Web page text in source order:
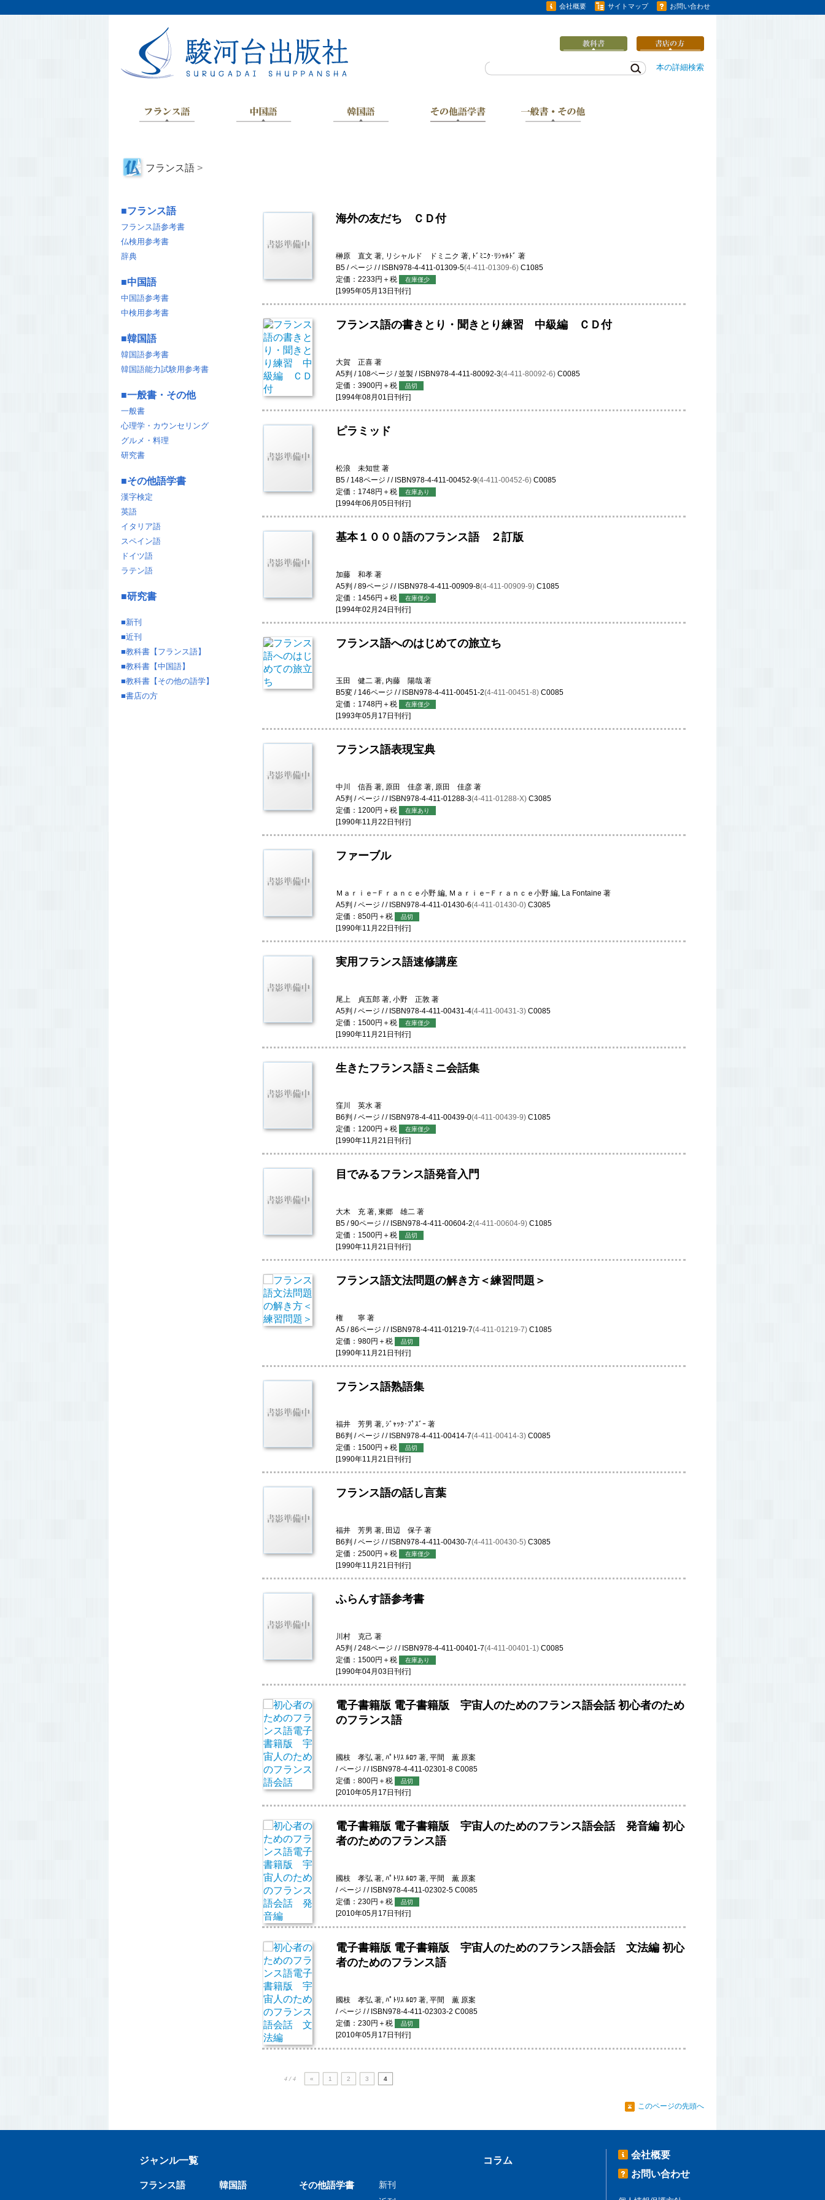
会社概要 サイトマップ お問い合わせ
本の詳細検索
フランス語 >
海外の友だち ＣＤ付
榊原 直文 著, リシャルド ドミニク 著, ﾄﾞﾐﾆｸ･ﾘｼｬﾙﾄﾞ 著
B5 / ページ / / ISBN978-4-411-01309-5(4-411-01309-6) C1085
定価：2233円＋税
在庫僅少
[1995年05月13日刊行]
フランス語の書きとり・聞きとり練習 中級編 ＣＤ付
大賀 正喜 著
A5判 / 108ページ / 並製 / ISBN978-4-411-80092-3(4-411-80092-6) C0085
定価：3900円＋税
品切
[1994年08月01日刊行]
ピラミッド
松浪 未知世 著
B5 / 148ページ / / ISBN978-4-411-00452-9(4-411-00452-6) C0085
定価：1748円＋税
在庫あり
[1994年06月05日刊行]
基本１０００語のフランス語 ２訂版
加藤 和孝 著
A5判 / 89ページ / / ISBN978-4-411-00909-8(4-411-00909-9) C1085
定価：1456円＋税
在庫僅少
[1994年02月24日刊行]
フランス語へのはじめての旅立ち
玉田 健二 著, 内藤 陽哉 著
B5変 / 146ページ / / ISBN978-4-411-00451-2(4-411-00451-8) C0085
定価：1748円＋税
在庫僅少
[1993年05月17日刊行]
フランス語表現宝典
中川 信吾 著, 原田 佳彦 著, 原田 佳彦 著
A5判 / ページ / / ISBN978-4-411-01288-3(4-411-01288-X) C3085
定価：1200円＋税
在庫あり
[1990年11月22日刊行]
ファーブル
Ｍａｒｉｅ−Ｆｒａｎｃｅ小野 編, Ｍａｒｉｅ−Ｆｒａｎｃｅ小野 編, La Fontaine 著
A5判 / ページ / / ISBN978-4-411-01430-6(4-411-01430-0) C3085
定価：850円＋税
品切
[1990年11月22日刊行]
実用フランス語速修講座
尾上 貞五郎 著, 小野 正敦 著
A5判 / ページ / / ISBN978-4-411-00431-4(4-411-00431-3) C0085
定価：1500円＋税
在庫僅少
[1990年11月21日刊行]
生きたフランス語ミニ会話集
窪川 英水 著
B6判 / ページ / / ISBN978-4-411-00439-0(4-411-00439-9) C1085
定価：1200円＋税
在庫僅少
[1990年11月21日刊行]
目でみるフランス語発音入門
大木 充 著, 東郷 雄二 著
B5 / 90ページ / / ISBN978-4-411-00604-2(4-411-00604-9) C1085
定価：1500円＋税
品切
[1990年11月21日刊行]
フランス語文法問題の解き方＜練習問題＞
権 寧 著
A5 / 86ページ / / ISBN978-4-411-01219-7(4-411-01219-7) C1085
定価：980円＋税
品切
[1990年11月21日刊行]
フランス語熟語集
福井 芳男 著, ｼﾞｬｯｸ･ﾌﾟｽﾞｰ 著
B6判 / ページ / / ISBN978-4-411-00414-7(4-411-00414-3) C0085
定価：1500円＋税
品切
[1990年11月21日刊行]
フランス語の話し言葉
福井 芳男 著, 田辺 保子 著
B6判 / ページ / / ISBN978-4-411-00430-7(4-411-00430-5) C3085
定価：2500円＋税
在庫僅少
[1990年11月21日刊行]
ふらんす語参考書
川村 克己 著
A5判 / 248ページ / / ISBN978-4-411-00401-7(4-411-00401-1) C0085
定価：1500円＋税
在庫あり
[1990年04月03日刊行]
電子書籍版 電子書籍版 宇宙人のためのフランス語会話 初心者のため
のフランス語
國枝 孝弘 著, ﾊﾟﾄﾘｽ ﾙﾛﾜ 著, 平間 薫 原案
/ ページ / / ISBN978-4-411-02301-8 C0085
定価：800円＋税
品切
[2010年05月17日刊行]
電子書籍版 電子書籍版 宇宙人のためのフランス語会話 発音編 初心
者のためのフランス語
國枝 孝弘 著, ﾊﾟﾄﾘｽ ﾙﾛﾜ 著, 平間 薫 原案
/ ページ / / ISBN978-4-411-02302-5 C0085
定価：230円＋税
品切
[2010年05月17日刊行]
電子書籍版 電子書籍版 宇宙人のためのフランス語会話 文法編 初心
者のためのフランス語
國枝 孝弘 著, ﾊﾟﾄﾘｽ ﾙﾛﾜ 著, 平間 薫 原案
/ ページ / / ISBN978-4-411-02303-2 C0085
定価：230円＋税
品切
[2010年05月17日刊行]
4 / 4 « 1 2 3 4
■フランス語
フランス語参考書
仏検用参考書
辞典
■中国語
中国語参考書
中検用参考書
■韓国語
韓国語参考書
韓国語能力試験用参考書
■一般書・その他
一般書
心理学・カウンセリング
グルメ・料理
研究書
■その他語学書
漢字検定
英語
イタリア語
スペイン語
ドイツ語
ラテン語
■研究書
■新刊
■近刊
■教科書【フランス語】
■教科書【中国語】
■教科書【その他の語学】
■書店の方
このページの先頭へ
ジャンル一覧 コラム
フランス語 韓国語 その他語学書
新刊
会社概要
お問い合わせ